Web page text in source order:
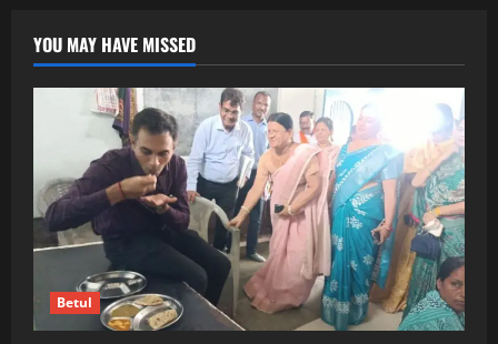
YOU MAY HAVE MISSED
Betul